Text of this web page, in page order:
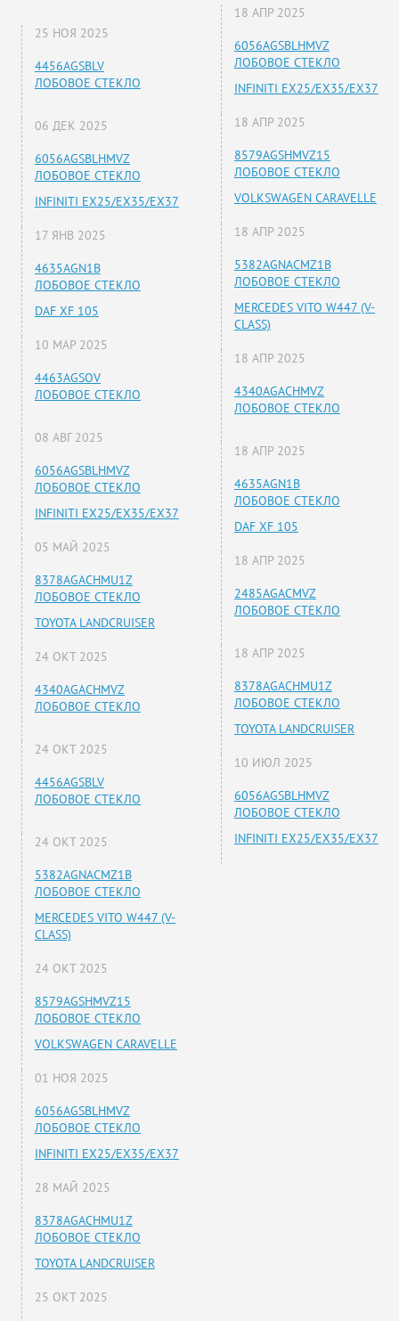
25 НОЯ 2025
4456AGSBLV
ЛОБОВОЕ СТЕКЛО
06 ДЕК 2025
6056AGSBLHMVZ
ЛОБОВОЕ СТЕКЛО
INFINITI EX25/EX35/EX37
17 ЯНВ 2025
4635AGN1B
ЛОБОВОЕ СТЕКЛО
DAF XF 105
10 МАР 2025
4463AGSOV
ЛОБОВОЕ СТЕКЛО
08 АВГ 2025
6056AGSBLHMVZ
ЛОБОВОЕ СТЕКЛО
INFINITI EX25/EX35/EX37
05 МАЙ 2025
8378AGACHMU1Z
ЛОБОВОЕ СТЕКЛО
TOYOTA LANDCRUISER
24 ОКТ 2025
4340AGACHMVZ
ЛОБОВОЕ СТЕКЛО
24 ОКТ 2025
4456AGSBLV
ЛОБОВОЕ СТЕКЛО
24 ОКТ 2025
5382AGNACMZ1B
ЛОБОВОЕ СТЕКЛО
MERCEDES VITO W447 (V-
CLASS)
24 ОКТ 2025
8579AGSHMVZ15
ЛОБОВОЕ СТЕКЛО
VOLKSWAGEN CARAVELLE
01 НОЯ 2025
6056AGSBLHMVZ
ЛОБОВОЕ СТЕКЛО
INFINITI EX25/EX35/EX37
28 МАЙ 2025
8378AGACHMU1Z
ЛОБОВОЕ СТЕКЛО
TOYOTA LANDCRUISER
25 ОКТ 2025
18 АПР 2025
6056AGSBLHMVZ
ЛОБОВОЕ СТЕКЛО
INFINITI EX25/EX35/EX37
18 АПР 2025
8579AGSHMVZ15
ЛОБОВОЕ СТЕКЛО
VOLKSWAGEN CARAVELLE
18 АПР 2025
5382AGNACMZ1B
ЛОБОВОЕ СТЕКЛО
MERCEDES VITO W447 (V-
CLASS)
18 АПР 2025
4340AGACHMVZ
ЛОБОВОЕ СТЕКЛО
18 АПР 2025
4635AGN1B
ЛОБОВОЕ СТЕКЛО
DAF XF 105
18 АПР 2025
2485AGACMVZ
ЛОБОВОЕ СТЕКЛО
18 АПР 2025
8378AGACHMU1Z
ЛОБОВОЕ СТЕКЛО
TOYOTA LANDCRUISER
10 ИЮЛ 2025
6056AGSBLHMVZ
ЛОБОВОЕ СТЕКЛО
INFINITI EX25/EX35/EX37